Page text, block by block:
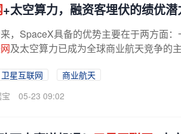
+太空算力，融资客埋伏的绩优
，SpaceX具备的优势主要在于两方面：
及太空算力已成为全球商业航天竞争的
卫星互联网
商业航天
05-23 09:02